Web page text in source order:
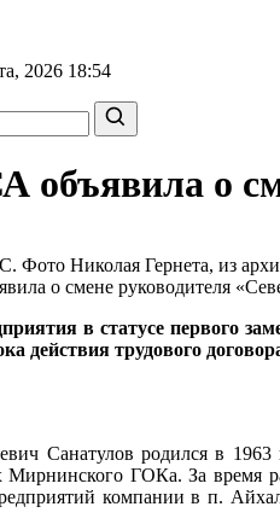
2026 18:54
о
Николая Гернета, из
в статусе первого
действия трудового
Санатулов родился в
Мирнинского ГОКа. За время
компании в п.